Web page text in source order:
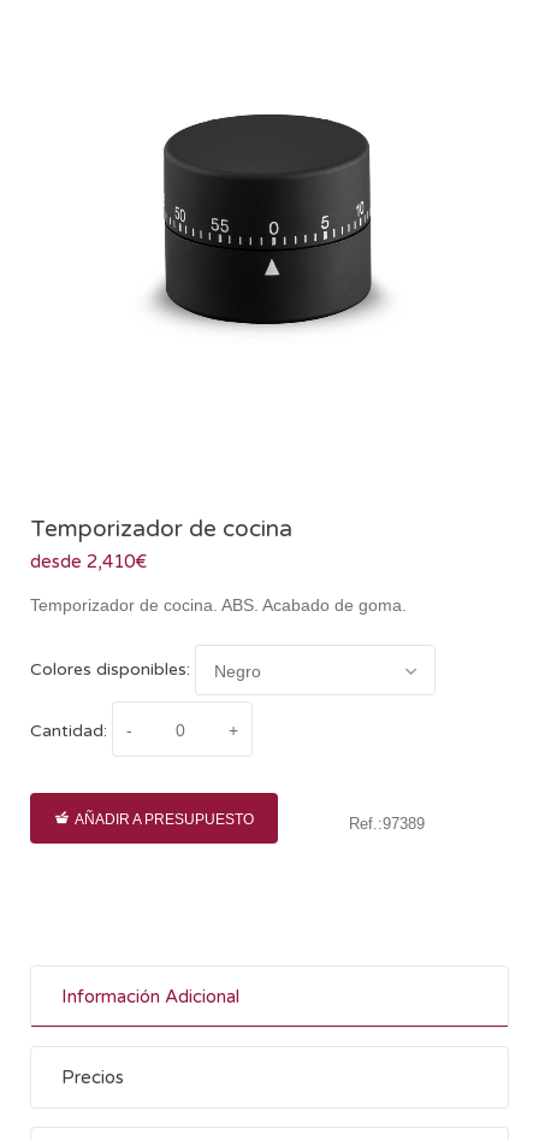
Temporizador de cocina
desde 2,410€
Temporizador de cocina. ABS. Acabado de goma.
Colores disponibles:
Cantidad:
AÑADIR A PRESUPUESTO Ref.:97389
Información Adicional
Precios